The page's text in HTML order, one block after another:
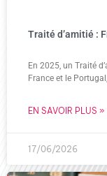
Traité d’amitié :
En 2025, un Traité
France et le
EN SAVOIR PLUS »
17/06/2026